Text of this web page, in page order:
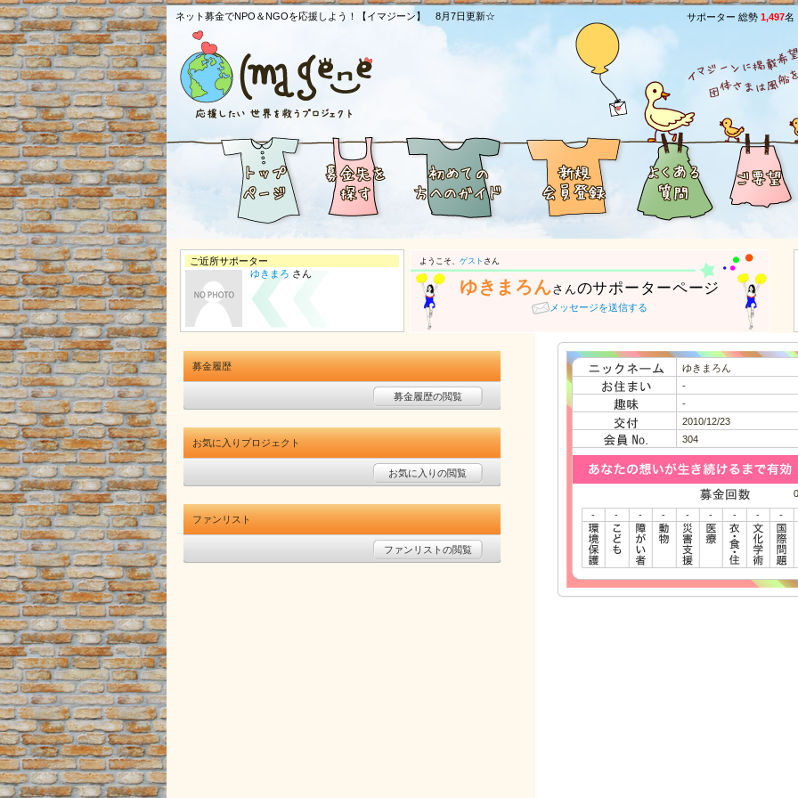
ネット募金でNPO＆NGOを応援しよう！【イマジーン】 8月7日更新☆ サポーター 総勢 1,497名
ご近所サポーター
ゆきまろ さん
ようこそ、 ゲスト さん
ゆきまろんさんのサポーターページ
メッセージを送信する
ゆきまろん
-
-
2010/12/23
304
0
-
- - - - - - - -
募金履歴
募金履歴の閲覧
お気に入りプロジェクト
お気に入りの閲覧
ファンリスト
ファンリストの閲覧